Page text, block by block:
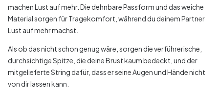
machen Lust auf mehr. Die dehnbare Passform und das weiche
Material sorgen für Tragekomfort, während du deinem Partner
Lust auf mehr machst.
Als ob das nicht schon genug wäre, sorgen die verführerische,
durchsichtige Spitze, die deine Brust kaum bedeckt, und der
mitgelieferte String dafür, dass er seine Augen und Hände nicht
von dir lassen kann.